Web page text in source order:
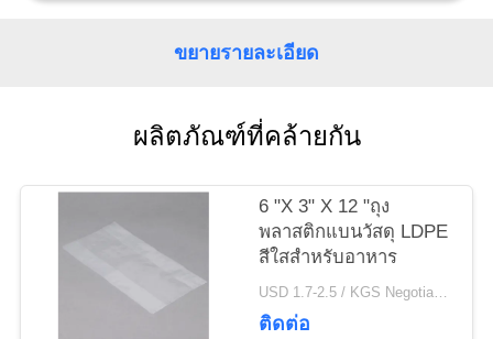
แผนผัง
ขยายรายละเอียด
ผลิตภัณฑ์ที่คล้ายกัน
6 "X 3" X 12 "ถุง
พลาสติกแบนวัสดุ LDPE
สีใสสำหรับอาหาร
USD 1.7-2.5 / KGS Negotiable MOQ:1000 กก
ติดต่อ